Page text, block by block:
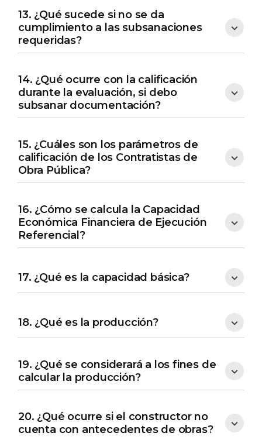
13. ¿Qué sucede si no se da
cumplimiento a las subsanaciones
requeridas?
14. ¿Qué ocurre con la calificación
durante la evaluación, si debo
subsanar documentación?
15. ¿Cuáles son los parámetros de
calificación de los Contratistas de
Obra Pública?
16. ¿Cómo se calcula la Capacidad
Económica Financiera de Ejecución
Referencial?
17. ¿Qué es la capacidad básica?
18. ¿Qué es la producción?
19. ¿Qué se considerará a los fines de
calcular la producción?
20. ¿Qué ocurre si el constructor no
cuenta con antecedentes de obras?